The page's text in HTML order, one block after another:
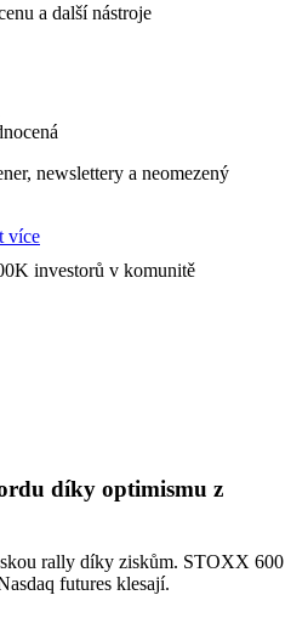
a další nástroje
newslettery a neomezený
více
investorů v komunitě
díky optimismu z
rally díky ziskům. STOXX 600
futures klesají.